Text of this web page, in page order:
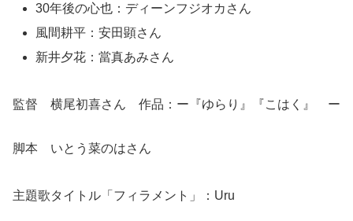
30年後の心也：ディーンフジオカさん
風間耕平：安田顕さん
新井夕花：當真あみさん
監督 横尾初喜さん 作品：ー『ゆらり』『こはく』 ー
脚本 いとう菜のはさん
主題歌タイトル「フィラメント」：Uru